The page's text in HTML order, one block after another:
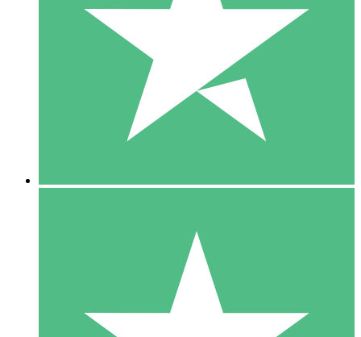
Betaal per gebruik met downloadtegoeden. Geen maandelijkse
1000
10 Downloaden
20 00